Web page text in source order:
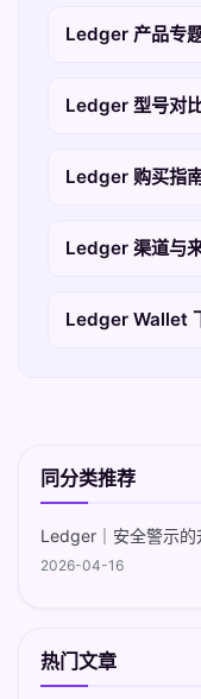
Ledger 产品专
Ledger 型号对
Ledger 购买指
Ledger 渠道与
Ledger Wallet
同分类推荐
Ledger｜安全警示的
2026-04-16
热门文章